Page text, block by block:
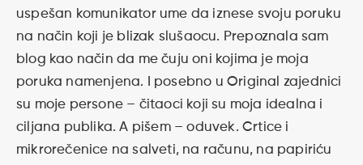
uspešan komunikator ume da iznese svoju poruku
na način koji je blizak slušaocu. Prepoznala sam
blog kao način da me čuju oni kojima je moja
poruka namenjena. I posebno u Original zajednici
su moje persone – čitaoci koji su moja idealna i
ciljana publika. A pišem – oduvek. Crtice i
mikrorečenice na salveti, na računu, na papiriću